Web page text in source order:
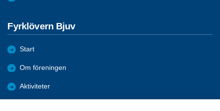
Fyrklövern Bjuv
Start
Om föreningen
Aktiviteter